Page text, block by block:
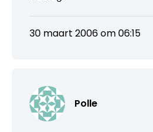
30 maart 2006 om 06:15
Polle